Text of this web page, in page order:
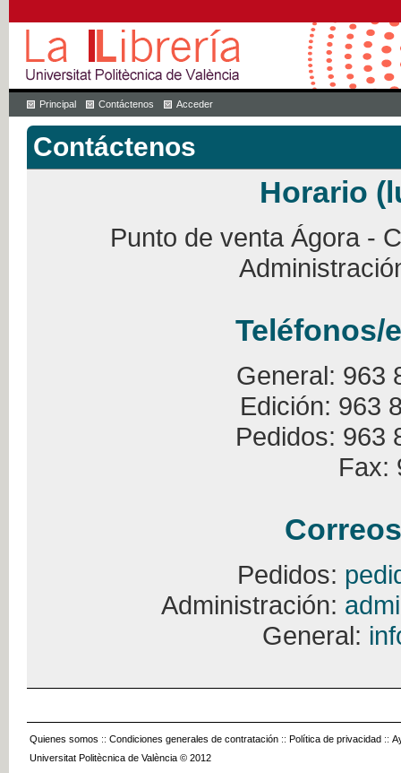
Principal Contáctenos Acceder
Contáctenos
Horario
Punto de venta Ágora -
Teléfonos/
General: 963
Edición: 963
Pedidos: 963
Fax:
Pedidos:
Administración:
General:
Quienes somos :: Condiciones generales de contratación :: Política de privacidad ::
Universitat Politècnica de València © 2012